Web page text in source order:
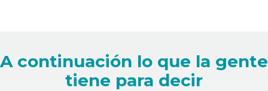
A continuación lo que la gente
tiene para decir